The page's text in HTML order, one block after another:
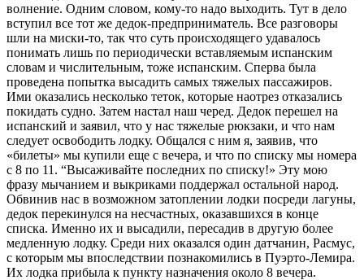
волнение. Одним словом, кому-то надо выходить. Тут в дело
вступил все тот же дедок-предприниматель. Все разговоры
шли на миски-то, так что суть происходящего удавалось
понимать лишь по периодически вставляемым испанским
словам и числительным, тоже испанским. Сперва была
проведена попытка высадить самых тяжелых пассажиров.
Ими оказались несколько теток, которые наотрез отказались
покидать судно. Затем настал наш черед. Дедок перешел на
испанский и заявил, что у нас тяжелые рюкзаки, и что нам
следует освободить лодку. Общался с ним я, заявив, что
«билеты» мы купили еще с вечера, и что по списку мы номера
с 8 по 11. “Высаживайте последних по списку!» Эту мою
фразу мычанием и выкриками поддержал остальной народ.
Обвинив нас в возможном затоплении лодки посреди лагуны,
дедок перекинулся на несчастных, оказавшихся в конце
списка. Именно их и высадили, пересадив в другую более
медленную лодку. Среди них оказался один датчанин, Расмус,
с которым мы впоследствии познакомились в Пуэрто-Лемира.
Их лодка прибыла к пункту назначения около 8 вечера.